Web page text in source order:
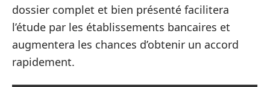
dossier complet et bien présenté facilitera
l’étude par les établissements bancaires et
augmentera les chances d’obtenir un accord
rapidement.